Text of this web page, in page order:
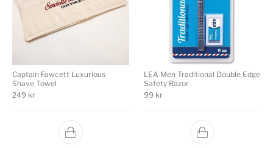
Captain Fawcett Luxurious
Shave Towel
249 kr
LEA Men Traditional Double Edge
Safety Razor
99 kr